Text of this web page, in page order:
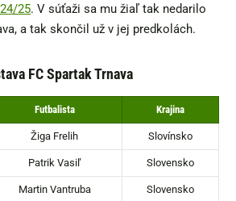
25. V súťaži sa mu žiaľ tak nedarilo
a tak skončil už v jej predkolách.
FC Spartak Trnava
Futbalista Krajina
Žiga Frelih Slovínsko
Patrik Vasiľ Slovensko
Martin Vantruba Slovensko